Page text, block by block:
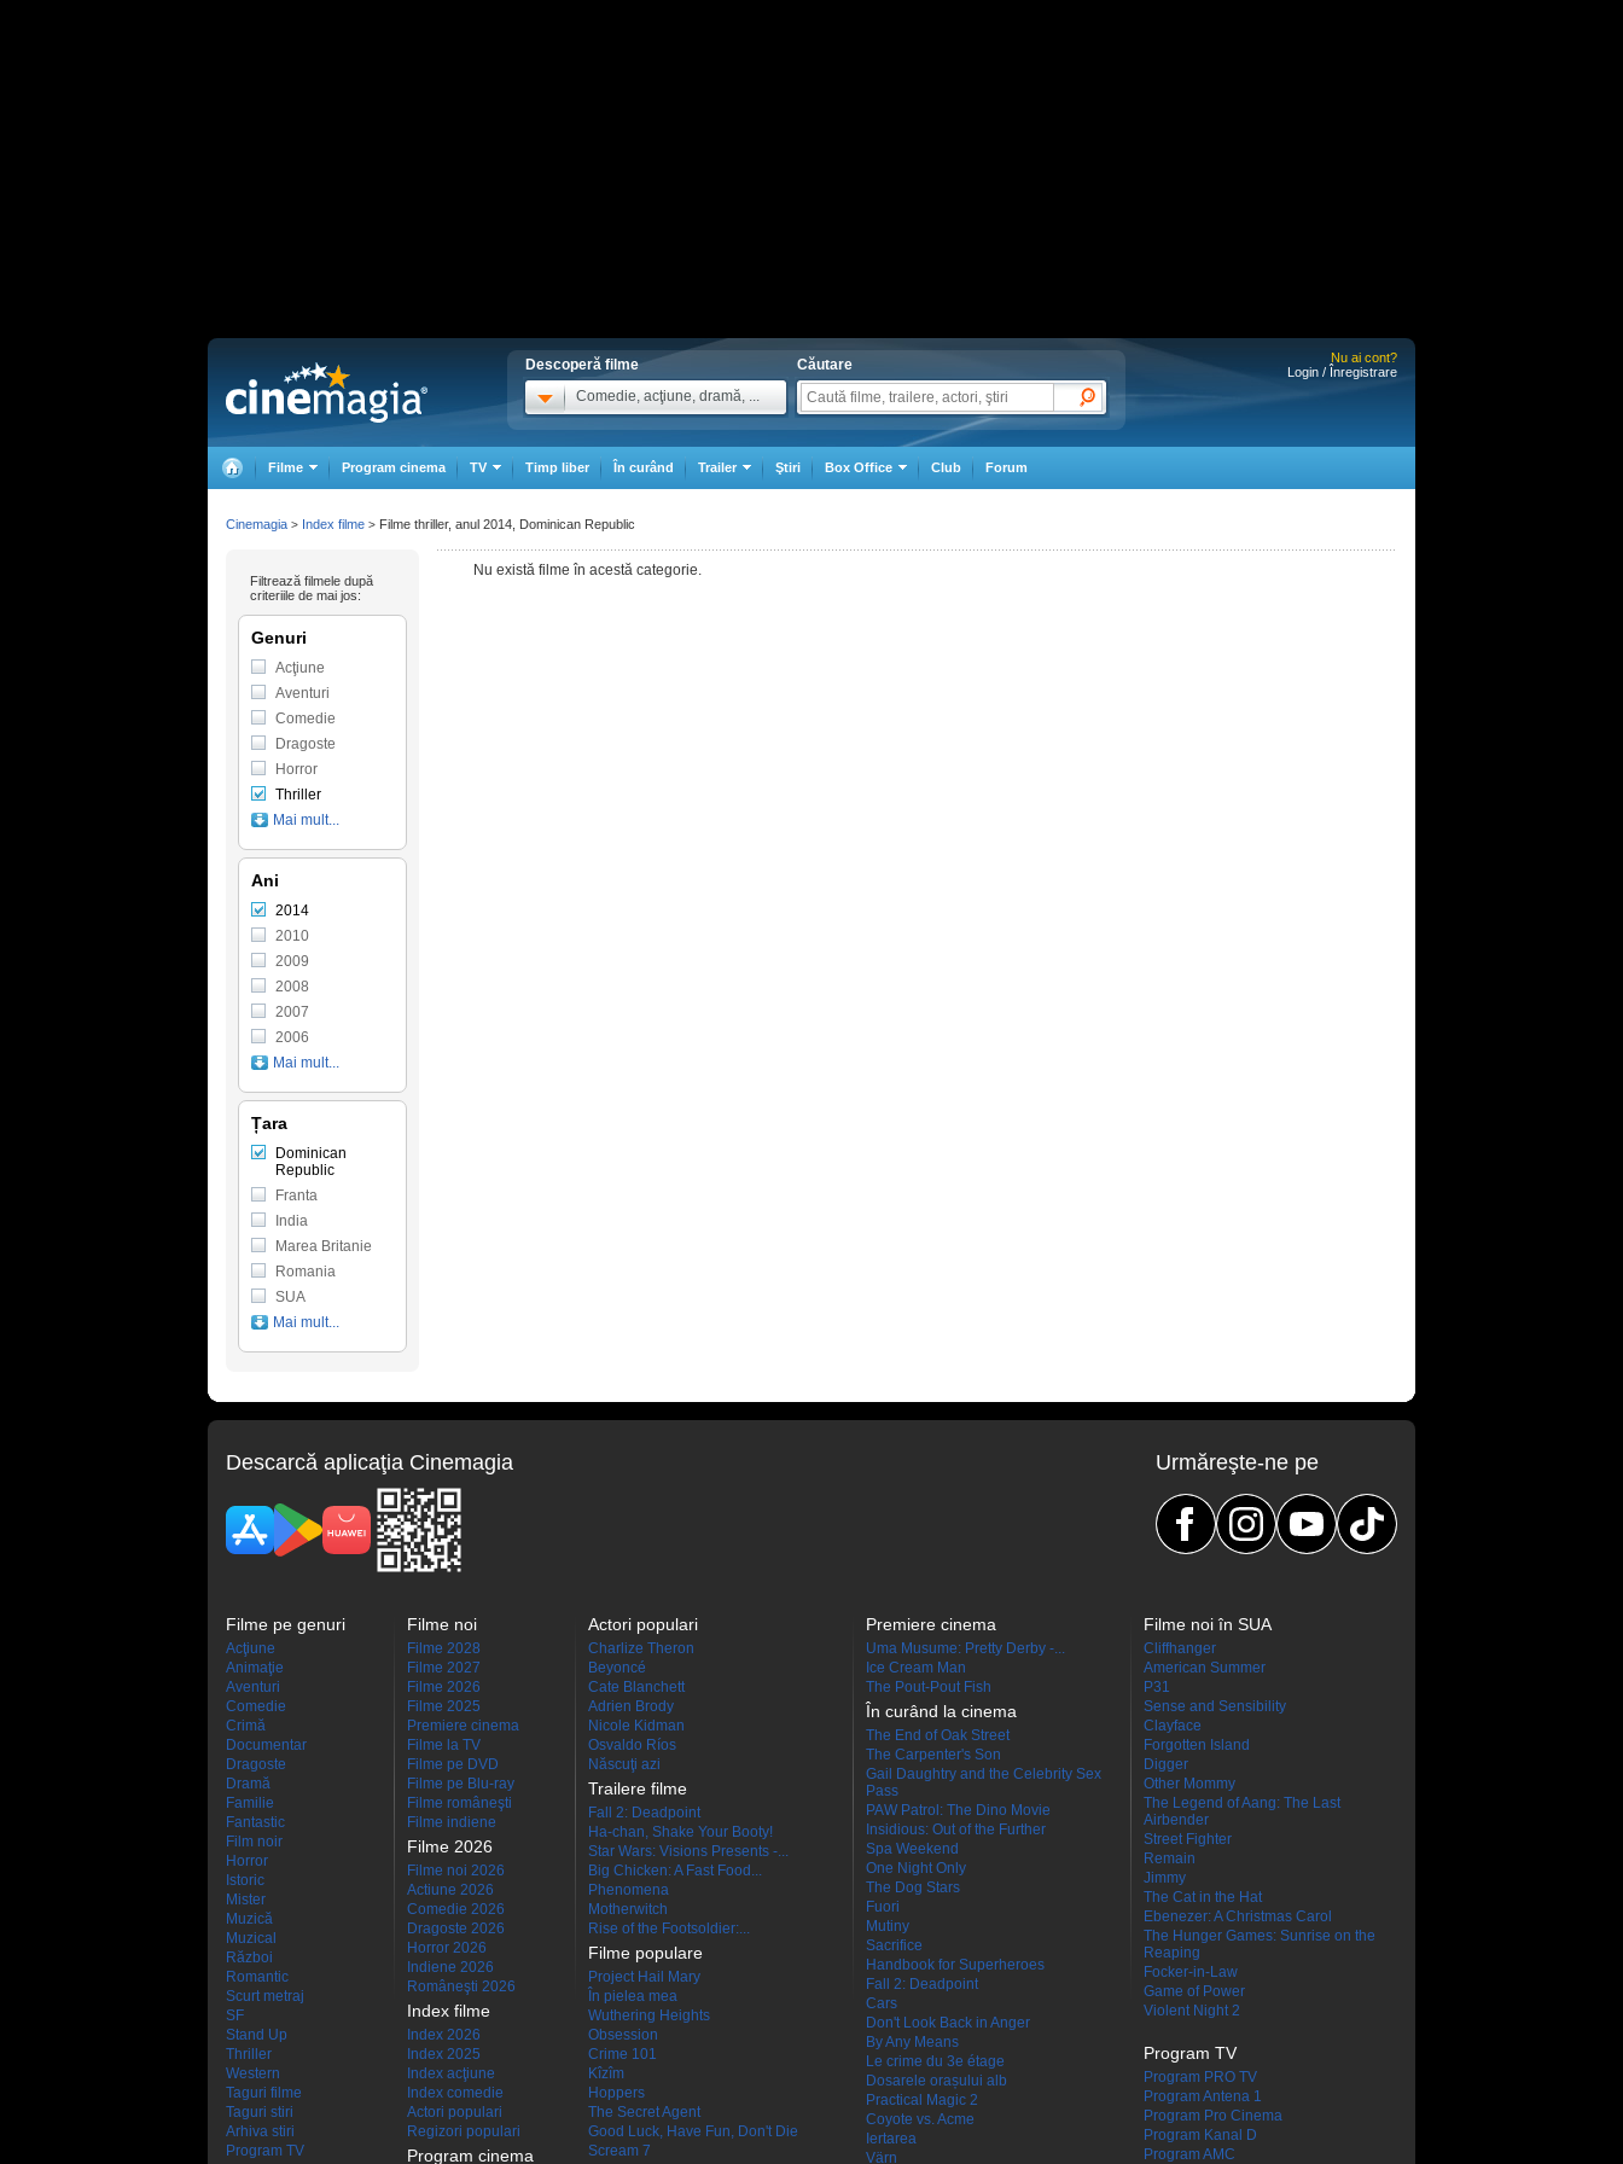
Descoperă filme
Comedie, acţiune, dramă, ...
Căutare
Nu ai cont?
Login / Înregistrare
Filme Program cinema TV Timp liber În curând Trailer Ştiri Box Office Club Forum
Nu există filme în acestă categorie.
Filtrează filmele după
criteriile de mai jos:
Genuri
Acţiune
Aventuri
Comedie
Dragoste
Horror
Thriller
Mai mult...
Ani
2014
2010
2009
2008
2007
2006
Mai mult...
Țara
Dominican
Republic
Franta
India
Marea Britanie
Romania
SUA
Mai mult...
Cinemagia > Index filme > Filme thriller, anul 2014, Dominican Republic
Descarcă aplicaţia Cinemagia Urmăreşte-ne pe
Filme pe genuri
Acţiune
Animaţie
Aventuri
Comedie
Crimă
Documentar
Dragoste
Dramă
Familie
Fantastic
Film noir
Horror
Istoric
Mister
Muzică
Muzical
Război
Romantic
Scurt metraj
SF
Stand Up
Thriller
Western
Taguri filme
Taguri stiri
Arhiva stiri
Program TV
Filme noi
Filme 2028
Filme 2027
Filme 2026
Filme 2025
Premiere cinema
Filme la TV
Filme pe DVD
Filme pe Blu-ray
Filme româneşti
Filme indiene
Filme 2026
Filme noi 2026
Actiune 2026
Comedie 2026
Dragoste 2026
Horror 2026
Indiene 2026
Româneşti 2026
Index filme
Index 2026
Index 2025
Index acţiune
Index comedie
Actori populari
Regizori populari
Program cinema
Actori populari
Charlize Theron
Beyoncé
Cate Blanchett
Adrien Brody
Nicole Kidman
Osvaldo Ríos
Născuţi azi
Trailere filme
Fall 2: Deadpoint
Ha-chan, Shake Your Booty!
Star Wars: Visions Presents -...
Big Chicken: A Fast Food...
Phenomena
Motherwitch
Rise of the Footsoldier:...
Filme populare
Project Hail Mary
În pielea mea
Wuthering Heights
Obsession
Crime 101
Kîzîm
Hoppers
The Secret Agent
Good Luck, Have Fun, Don't Die
Scream 7
Premiere cinema
Uma Musume: Pretty Derby -...
Ice Cream Man
The Pout-Pout Fish
În curând la cinema
The End of Oak Street
The Carpenter's Son
Gail Daughtry and the Celebrity Sex
Pass
PAW Patrol: The Dino Movie
Insidious: Out of the Further
Spa Weekend
One Night Only
The Dog Stars
Fuori
Mutiny
Sacrifice
Handbook for Superheroes
Fall 2: Deadpoint
Cars
Don't Look Back in Anger
By Any Means
Le crime du 3e étage
Dosarele orașului alb
Practical Magic 2
Coyote vs. Acme
Iertarea
Värn
Filme noi în SUA
Cliffhanger
American Summer
P31
Sense and Sensibility
Clayface
Forgotten Island
Digger
Other Mommy
The Legend of Aang: The Last
Airbender
Street Fighter
Remain
Jimmy
The Cat in the Hat
Ebenezer: A Christmas Carol
The Hunger Games: Sunrise on the
Reaping
Focker-in-Law
Game of Power
Violent Night 2
Program TV
Program PRO TV
Program Antena 1
Program Pro Cinema
Program Kanal D
Program AMC